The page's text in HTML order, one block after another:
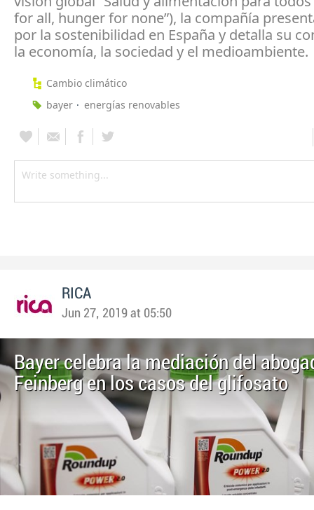
for all, hunger for none”), la compañía
por la sostenibilidad en España y detalla su
la economía, la sociedad y el medioambiente.
Cambio climático
bayer
energías renovables
RICA
Jun 27, 2019 at 05:50
Bayer celebra la mediación del
Feinberg en los casos del glifosato